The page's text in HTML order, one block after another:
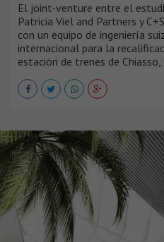
El joint-venture entre el
Patricia Viel and Partners y
con un equipo de ingeniería
internacional para la
estación de trenes de Chiasso,